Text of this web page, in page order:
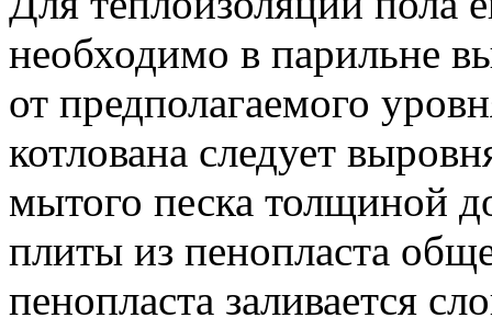
необходимо в парильне
от предполагаемого
котлована следует
мытого песка толщиной
плиты из пенопласта
пенопласта заливается